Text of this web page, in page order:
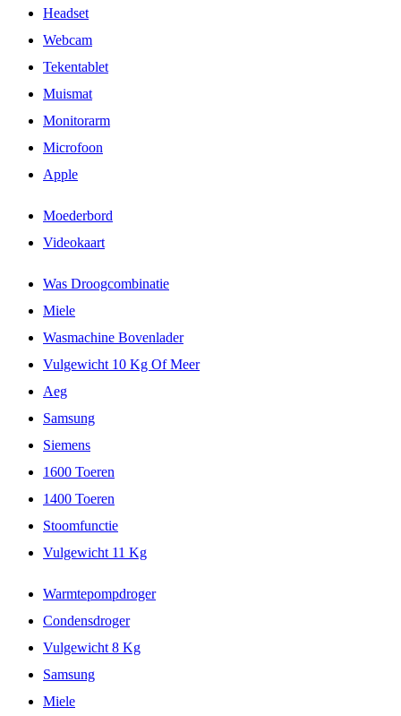
Headset
Webcam
Tekentablet
Muismat
Monitorarm
Microfoon
Apple
Moederbord
Videokaart
Was Droogcombinatie
Miele
Wasmachine Bovenlader
Vulgewicht 10 Kg Of Meer
Aeg
Samsung
Siemens
1600 Toeren
1400 Toeren
Stoomfunctie
Vulgewicht 11 Kg
Warmtepompdroger
Condensdroger
Vulgewicht 8 Kg
Samsung
Miele